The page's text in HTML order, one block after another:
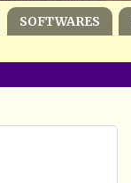
SOFTWARES